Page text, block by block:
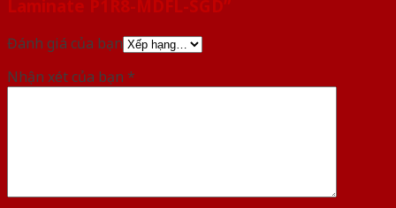
Laminate P1R8-MDFL-SGD”
Đánh giá của bạn
Nhận xét của bạn *